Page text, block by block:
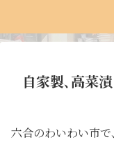
自家製､高菜
六合のわいわい市